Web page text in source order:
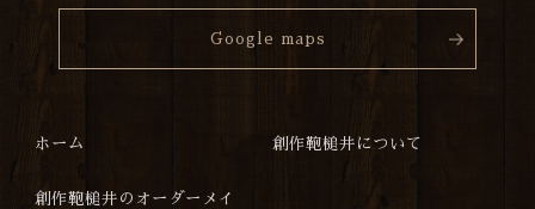
Google maps
ホーム 創作鞄槌井について
創作鞄槌井のオーダーメイ